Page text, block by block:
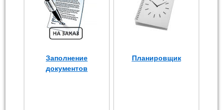
Заполнение
документов
Планировщик